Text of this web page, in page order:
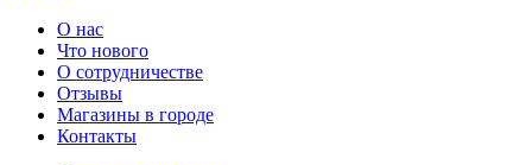
О нас
Что нового
О сотрудничестве
Отзывы
Магазины в городе
Контакты